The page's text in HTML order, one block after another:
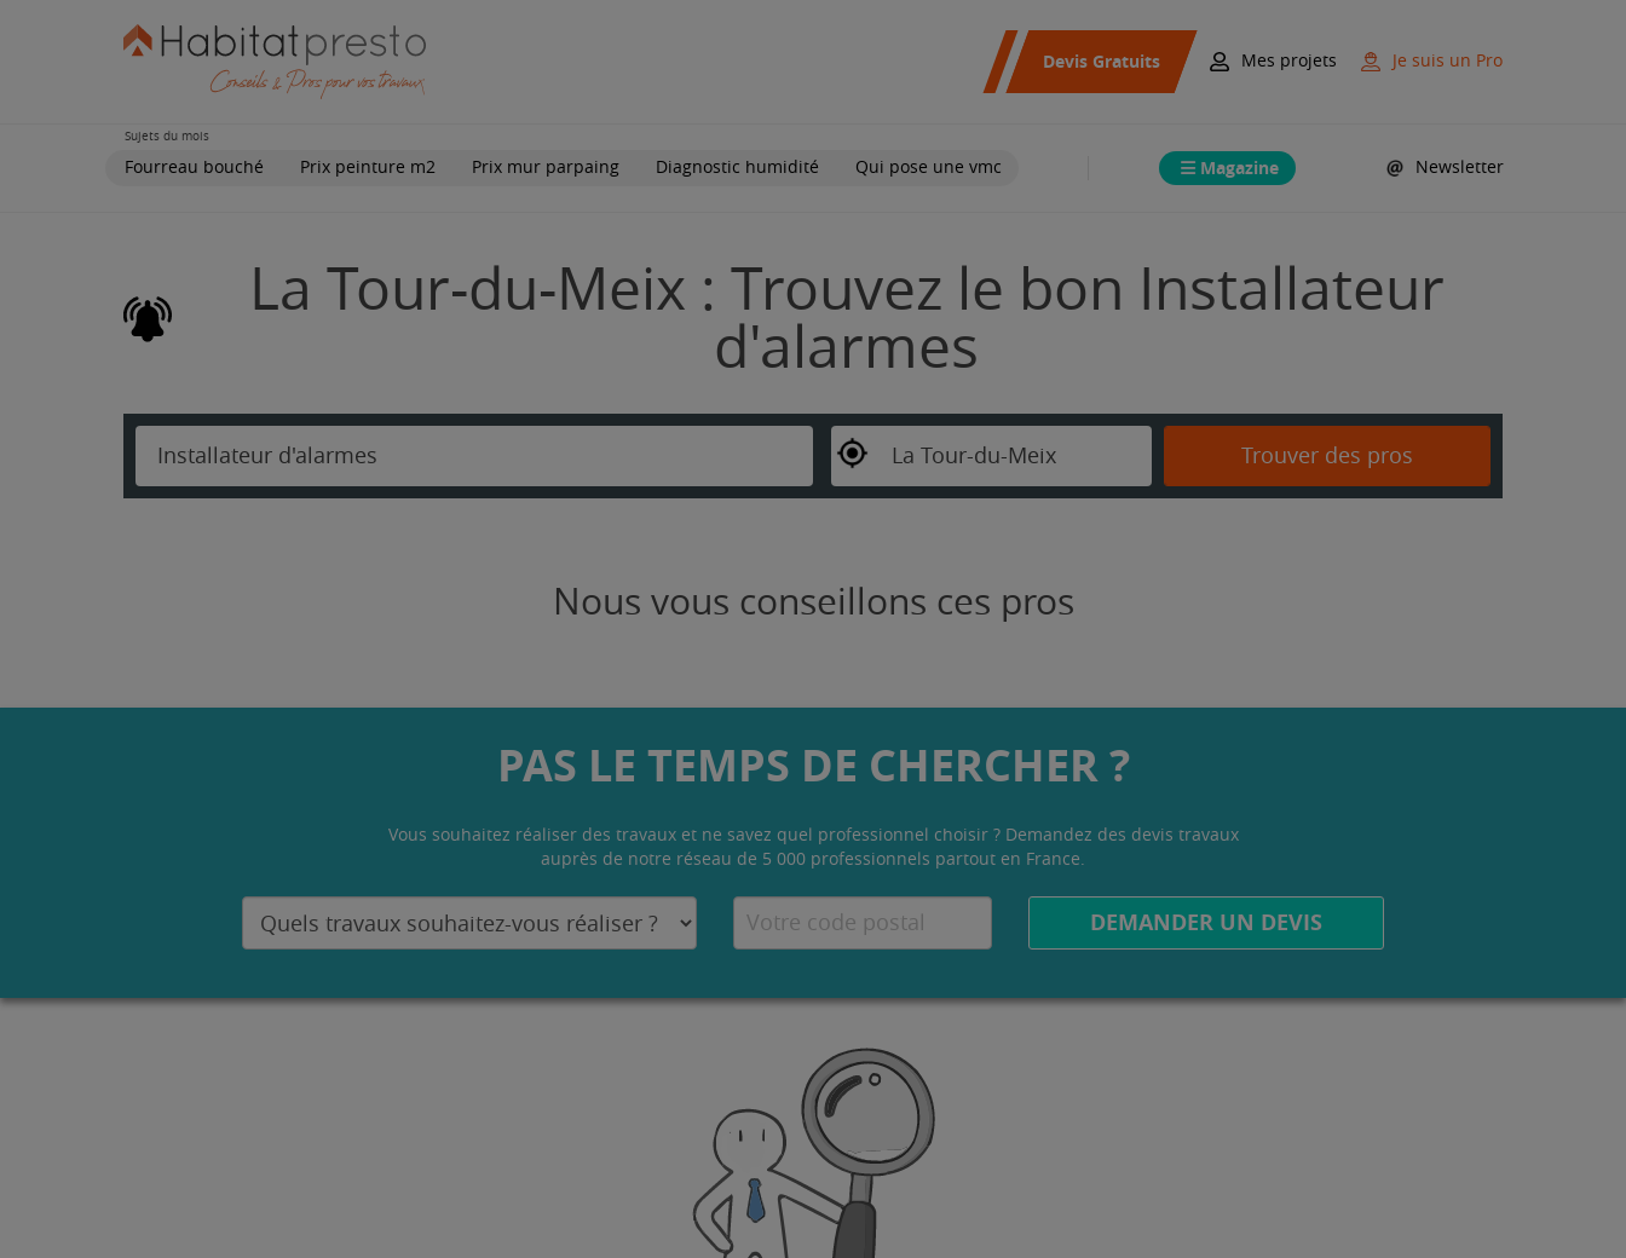
Devis Gratuits Mes projets Je suis un Pro
Sujets du mois
Fourreau bouché Prix peinture m2 Prix mur parpaing Diagnostic humidité Qui pose une vmc Magazine Newsletter
La Tour-du-Meix : Trouvez le bon Installateur
d'alarmes
Installateur d'alarmes La Tour-du-Meix Trouver des pros
Nous vous conseillons ces pros
PAS LE TEMPS DE CHERCHER ?
Vous souhaitez réaliser des travaux et ne savez quel professionnel choisir ? Demandez des devis travaux
auprès de notre réseau de 5 000 professionnels partout en France.
DEMANDER UN DEVIS